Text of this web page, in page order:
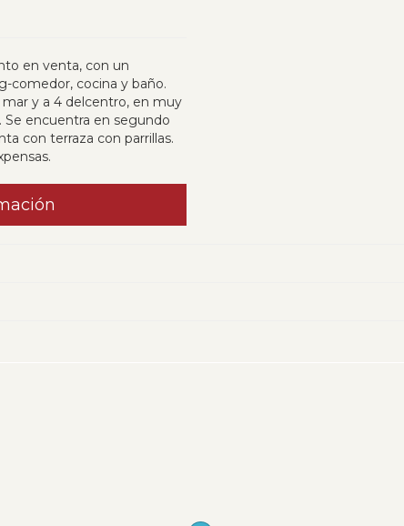
en venta, con un
comedor, cocina y baño.
mar y a 4 delcentro, en muy
Se encuentra en segundo
con terraza con parrillas.